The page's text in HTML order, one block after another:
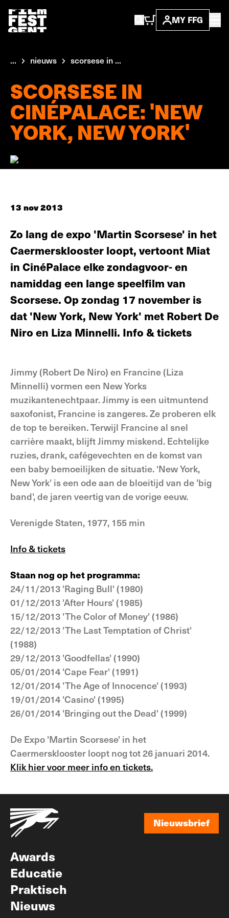
MY FFG
... nieuws scorsese in ...
SCORSESE IN
CINÉPALACE: 'NEW
YORK, NEW YORK'
13 nov 2013
Zo lang de expo 'Martin Scorsese' in het
Caermersklooster loopt, vertoont Miat
in CinéPalace elke zondagvoor- en
namiddag een lange speelfilm van
Scorsese. Op zondag 17 november is
dat 'New York, New York' met Robert De
Niro en Liza Minnelli. Info & tickets
Jimmy (Robert De Niro) en Francine (Liza
Minnelli) vormen een New Yorks
muzikantenechtpaar. Jimmy is een uitmuntend
saxofonist, Francine is zangeres. Ze proberen elk
de top te bereiken. Terwijl Francine al snel
carrière maakt, blijft Jimmy miskend. Echtelijke
ruzies, drank, cafégevechten en de komst van
een baby bemoeilijken de situatie. ‘New York,
New York’ is een ode aan de bloeitijd van de 'big
band', de jaren veertig van de vorige eeuw.
Verenigde Staten, 1977, 155 min
Info & tickets
Staan nog op het programma:
24/11/2013 'Raging Bull' (1980)
01/12/2013 'After Hours' (1985)
15/12/2013 'The Color of Money' (1986)
22/12/2013 'The Last Temptation of Christ'
(1988)
29/12/2013 'Goodfellas' (1990)
05/01/2014 'Cape Fear' (1991)
12/01/2014 'The Age of Innocence' (1993)
19/01/2014 'Casino' (1995)
26/01/2014 'Bringing out the Dead' (1999)
De Expo 'Martin Scorsese' in het
Caermersklooster loopt nog tot 26 januari 2014.
Klik hier voor meer info en tickets.
Nieuwsbrief
Awards
Educatie
Praktisch
Nieuws